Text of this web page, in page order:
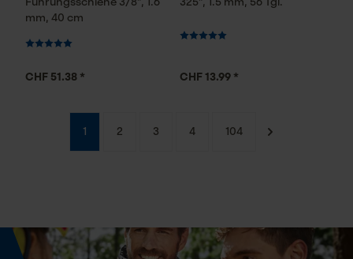
Führungsschiene 3/8", 1.6
mm, 40 cm
CHF 51.38 *
325", 1.5 mm, 56 Tgl.
CHF 13.99 *
1 2 3 4 104